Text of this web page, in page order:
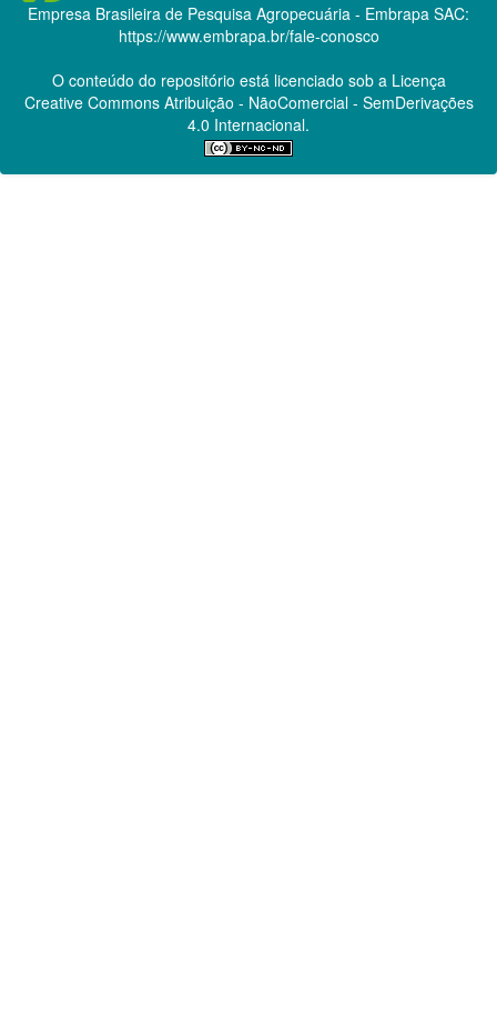
Empresa Brasileira de Pesquisa Agropecuária - Embrapa SAC:
https://www.embrapa.br/fale-conosco
O conteúdo do repositório está licenciado sob a Licença
Creative CommonsAtribuição - NãoComercial - SemDerivações
4.0 Internacional.